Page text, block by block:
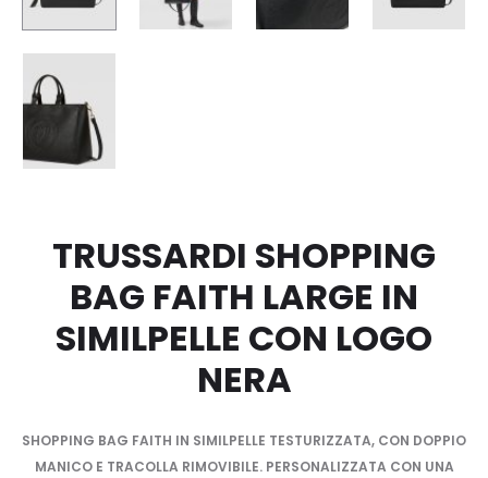
TRUSSARDI SHOPPING
BAG FAITH LARGE IN
SIMILPELLE CON LOGO
NERA
SHOPPING BAG FAITH IN SIMILPELLE TESTURIZZATA, CON DOPPIO
MANICO E TRACOLLA RIMOVIBILE. PERSONALIZZATA CON UNA